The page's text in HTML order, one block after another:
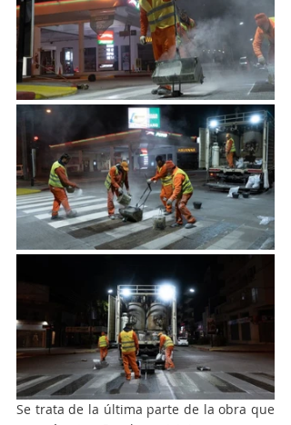
Se trata de la última parte de la obra que